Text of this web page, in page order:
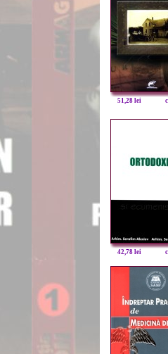
51,28 lei
42,78 lei